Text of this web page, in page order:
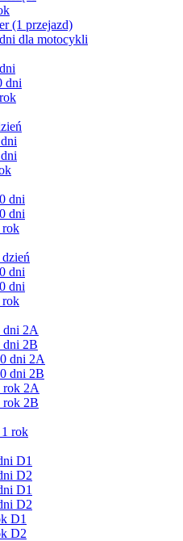
(1 przejazd)
dla motocykli
dni
dni
dni
rok
dzień
dni
dni
rok
dni 2A
dni 2B
dni 2A
dni 2B
rok 2A
rok 2B
rok
D1
D2
D1
D2
D1
D2